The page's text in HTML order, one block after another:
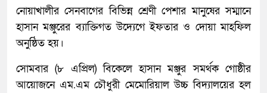
নোয়াখালীর সেনবাগের বিভিন্ন শ্রেণী পেশার মানুষের সম্মানে
হাসান মঞ্জুরের ব্যাক্তিগত উদ্যেগে ইফতার ও দোয়া মাহফিল
অনুষ্ঠিত হয়।
সোমবার (৮ এপ্রিল) বিকেলে হাসান মঞ্জুর সমর্থক গোষ্ঠীর
আয়োজনে এম.এম চৌধুরী মেমোরিয়াল উচ্চ বিদ্যালয়ের হল